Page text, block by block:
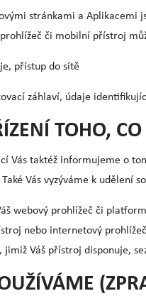
stránkami a Aplikacemi
či mobilní přístroj
přístup do sítě
záhlaví, údaje
TOHO,
Vás taktéž informujeme o
Vás vyzýváme k udělení
webový prohlížeč či
nebo internetový
jimiž Váš přístroj disponuje,